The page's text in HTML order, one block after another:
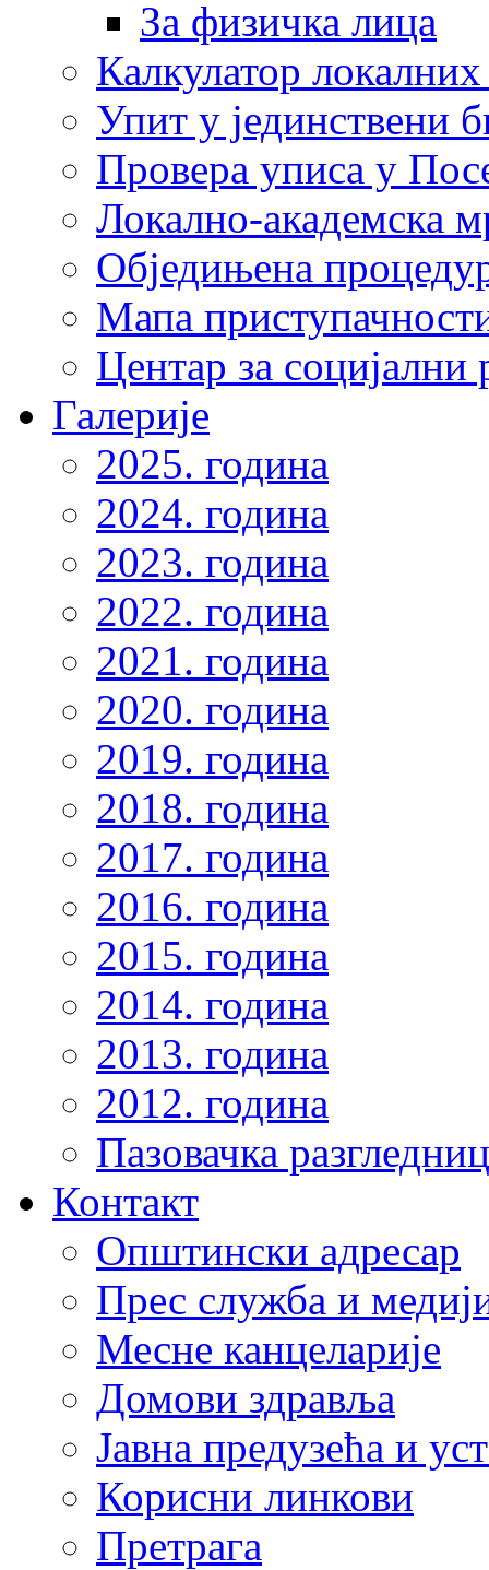
За физичка лица
Калкулатор
Упит у јединствени
Провера уписа у
Локално-академска
Обједињена
Мапа
Центар за
Галерије
2025. година
2024. година
2023. година
2022. година
2021. година
2020. година
2019. година
2018. година
2017. година
2016. година
2015. година
2014. година
2013. година
2012. година
Пазовачка
Контакт
Општински адресар
Прес служба и
Месне канцеларије
Домови здравља
Јавна предузећа и
Корисни линкови
Претрага